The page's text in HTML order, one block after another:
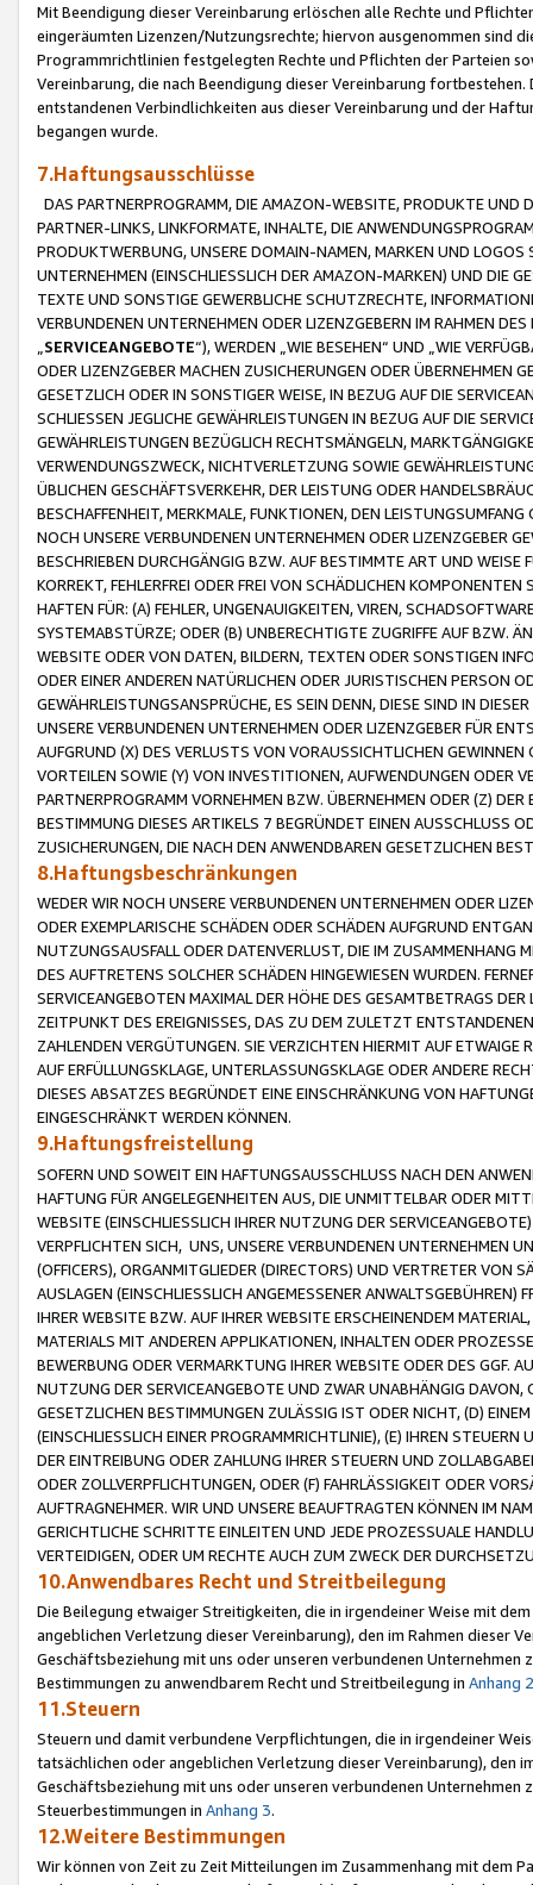
Mit Beendigung dieser Vereinbarung erlöschen alle Rechte und
eingeräumten Lizenzen/Nutzungsrechte; hiervon ausgenommen sind
Programmrichtlinien festgelegten Rechte und Pflichten der Parteien
Vereinbarung, die nach Beendigung dieser Vereinbarung
entstandenen Verbindlichkeiten aus dieser Vereinbarung und der
begangen wurde.
7.Haftungsausschlüsse
DAS PARTNERPROGRAMM, DIE AMAZON-WEBSITE, PRODUKTE UND
PARTNER-LINKS, LINKFORMATE, INHALTE, DIE
PRODUKTWERBUNG, UNSERE DOMAIN-NAMEN, MARKEN UND
UNTERNEHMEN (EINSCHLIESSLICH DER AMAZON-MARKEN) UND DIE
TEXTE UND SONSTIGE GEWERBLICHE SCHUTZRECHTE,
VERBUNDENEN UNTERNEHMEN ODER LIZENZGEBERN IM RAHMEN
SERVICEANGEBOTE“), WERDEN „WIE BESEHEN“ UND „WIE
ODER LIZENZGEBER MACHEN ZUSICHERUNGEN ODER ÜBERNEHMEN
GESETZLICH ODER IN SONSTIGER WEISE, IN BEZUG AUF DIE
SCHLIESSEN JEGLICHE GEWÄHRLEISTUNGEN IN BEZUG AUF DIE
GEWÄHRLEISTUNGEN BEZÜGLICH RECHTSMÄNGELN,
VERWENDUNGSZWECK, NICHTVERLETZUNG SOWIE
ÜBLICHEN GESCHÄFTSVERKEHR, DER LEISTUNG ODER
BESCHAFFENHEIT, MERKMALE, FUNKTIONEN, DEN
NOCH UNSERE VERBUNDENEN UNTERNEHMEN ODER LIZENZGEBER
BESCHRIEBEN DURCHGÄNGIG BZW. AUF BESTIMMTE ART UND
KORREKT, FEHLERFREI ODER FREI VON SCHÄDLICHEN
HAFTEN FÜR: (A) FEHLER, UNGENAUIGKEITEN, VIREN,
SYSTEMABSTÜRZE; ODER (B) UNBERECHTIGTE ZUGRIFFE AUF BZW.
WEBSITE ODER VON DATEN, BILDERN, TEXTEN ODER SONSTIGEN
ODER EINER ANDEREN NATÜRLICHEN ODER JURISTISCHEN PERSON
GEWÄHRLEISTUNGSANSPRÜCHE, ES SEIN DENN, DIESE SIND IN
UNSERE VERBUNDENEN UNTERNEHMEN ODER LIZENZGEBER FÜR
AUFGRUND (X) DES VERLUSTS VON VORAUSSICHTLICHEN
VORTEILEN SOWIE (Y) VON INVESTITIONEN, AUFWENDUNGEN ODER
PARTNERPROGRAMM VORNEHMEN BZW. ÜBERNEHMEN ODER (Z)
BESTIMMUNG DIESES ARTIKELS 7 BEGRÜNDET EINEN AUSSCHLUSS
ZUSICHERUNGEN, DIE NACH DEN ANWENDBAREN GESETZLICHEN
8.Haftungsbeschränkungen
WEDER WIR NOCH UNSERE VERBUNDENEN UNTERNEHMEN ODER
ODER EXEMPLARISCHE SCHÄDEN ODER SCHÄDEN AUFGRUND
NUTZUNGSAUSFALL ODER DATENVERLUST, DIE IM ZUSAMMENHANG
DES AUFTRETENS SOLCHER SCHÄDEN HINGEWIESEN WURDEN.
SERVICEANGEBOTEN MAXIMAL DER HÖHE DES GESAMTBETRAGS
ZEITPUNKT DES EREIGNISSES, DAS ZU DEM ZULETZT
ZAHLENDEN VERGÜTUNGEN. SIE VERZICHTEN HIERMIT AUF
AUF ERFÜLLUNGSKLAGE, UNTERLASSUNGSKLAGE ODER ANDERE
DIESES ABSATZES BEGRÜNDET EINE EINSCHRÄNKUNG VON
EINGESCHRÄNKT WERDEN KÖNNEN.
9.Haftungsfreistellung
SOFERN UND SOWEIT EIN HAFTUNGSAUSSCHLUSS NACH DEN
HAFTUNG FÜR ANGELEGENHEITEN AUS, DIE UNMITTELBAR ODER
WEBSITE (EINSCHLIESSLICH IHRER NUTZUNG DER
VERPFLICHTEN SICH, UNS, UNSERE VERBUNDENEN UNTERNEHMEN
(OFFICERS), ORGANMITGLIEDER (DIRECTORS) UND VERTRETER VON
AUSLAGEN (EINSCHLIESSLICH ANGEMESSENER
IHRER WEBSITE BZW. AUF IHRER WEBSITE ERSCHEINENDEM
MATERIALS MIT ANDEREN APPLIKATIONEN, INHALTEN ODER
BEWERBUNG ODER VERMARKTUNG IHRER WEBSITE ODER DES GGF.
NUTZUNG DER SERVICEANGEBOTE UND ZWAR UNABHÄNGIG
GESETZLICHEN BESTIMMUNGEN ZULÄSSIG IST ODER NICHT, (D)
(EINSCHLIESSLICH EINER PROGRAMMRICHTLINIE), (E) IHREN
DER EINTREIBUNG ODER ZAHLUNG IHRER STEUERN UND
ODER ZOLLVERPFLICHTUNGEN, ODER (F) FAHRLÄSSIGKEIT ODER
AUFTRAGNEHMER. WIR UND UNSERE BEAUFTRAGTEN KÖNNEN IM
GERICHTLICHE SCHRITTE EINLEITEN UND JEDE PROZESSUALE
VERTEIDIGEN, ODER UM RECHTE AUCH ZUM ZWECK DER
10.Anwendbares Recht und Streitbeilegung
Die Beilegung etwaiger Streitigkeiten, die in irgendeiner Weise mit
angeblichen Verletzung dieser Vereinbarung), den im Rahmen dieser
Geschäftsbeziehung mit uns oder unseren verbundenen
Bestimmungen zu anwendbarem Recht und Streitbeilegung in Anhang 2
11.Steuern
Steuern und damit verbundene Verpflichtungen, die in irgendeiner
tatsächlichen oder angeblichen Verletzung dieser Vereinbarung), den
Geschäftsbeziehung mit uns oder unseren verbundenen
Steuerbestimmungen in Anhang 3.
12.Weitere Bestimmungen
Wir können von Zeit zu Zeit Mitteilungen im Zusammenhang mit dem